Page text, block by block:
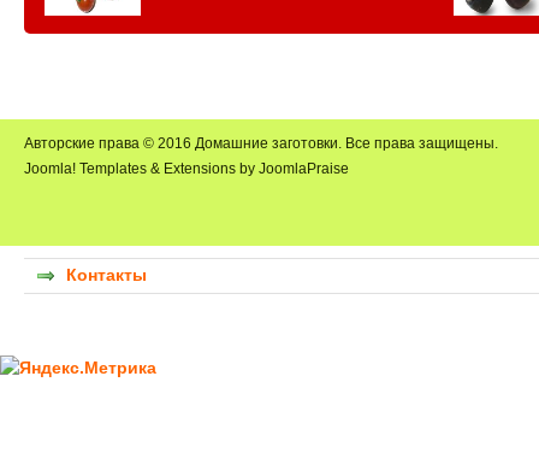
Авторские права © 2016 Домашние заготовки. Все права защищены.
Joomla! Templates & Extensions by JoomlaPraise
Контакты